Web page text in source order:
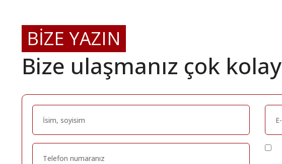
BİZE YAZIN
Bize ulaşmanız çok kolay